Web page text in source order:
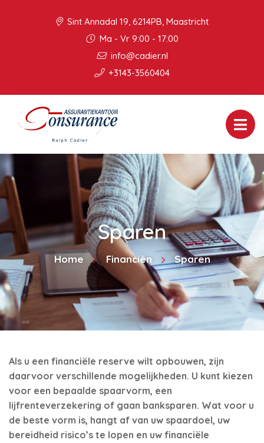
Sint Annadal 19, 6214PB, Maastricht
Ma - Vr 9:00 - 17:00
info@cadier.nl
+3143-3560404
Sparen
Home Financiën Sparen
Als u een financiële reserve wilt opbouwen, zijn
daarvoor verschillende mogelijkheden. U kunt kiezen
voor een bepaalde spaarvorm, een
lijfrenteverzekering of gaan banksparen. Wat voor u
de beste vorm is, hangt af van uw spaardoel, uw
bereidheid risico’s te lopen en uw financiële